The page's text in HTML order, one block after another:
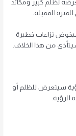
لظلم كبير ومكائد
المقبلة.
نزاعات خطيرة
من هذا الخلاف.
سيتعرض للظلم أو
الرؤية.